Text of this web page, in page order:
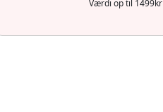
Værdi op til 1499kr